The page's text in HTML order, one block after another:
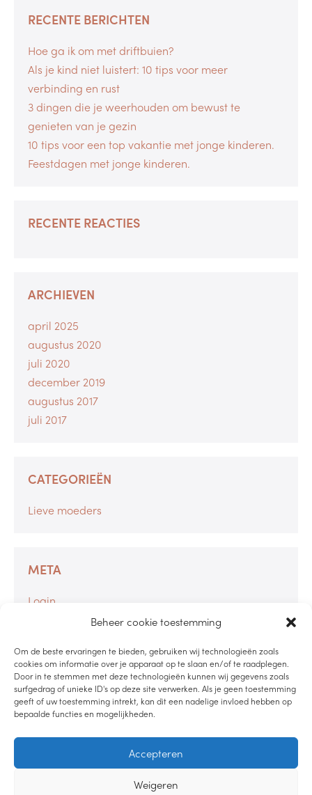
Beheer cookie toestemming
Om de beste ervaringen te bieden, gebruiken wij technologieën zoals
cookies om informatie over je apparaat op te slaan en/of te raadplegen.
Door in te stemmen met deze technologieën kunnen wij gegevens zoals
surfgedrag of unieke ID's op deze site verwerken. Als je geen toestemming
geeft of uw toestemming intrekt, kan dit een nadelige invloed hebben op
bepaalde functies en mogelijkheden.
Accepteren
Weigeren
RECENTE BERICHTEN
Hoe ga ik om met driftbuien?
Als je kind niet luistert: 10 tips voor meer
verbinding en rust
3 dingen die je weerhouden om bewust te
genieten van je gezin
10 tips voor een top vakantie met jonge kinderen.
Feestdagen met jonge kinderen.
RECENTE REACTIES
ARCHIEVEN
april 2025
augustus 2020
juli 2020
december 2019
augustus 2017
juli 2017
CATEGORIEËN
Lieve moeders
META
Login
Berichten feed
WordPress.org
LEES DE BLOG
BEKIJK YOUTUBE